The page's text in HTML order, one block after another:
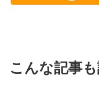
こんな記事